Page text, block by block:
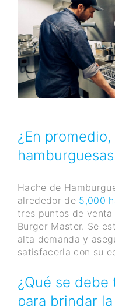
¿En
Hache de
alrededor de 5,000
tres puntos de
Burger Master. Se
alta demanda y
satisfacerla con su
¿Qué se
para brindar